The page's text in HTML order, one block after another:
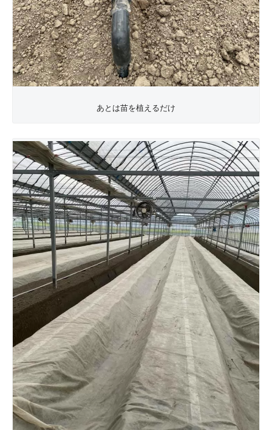
あとは苗を植えるだけ